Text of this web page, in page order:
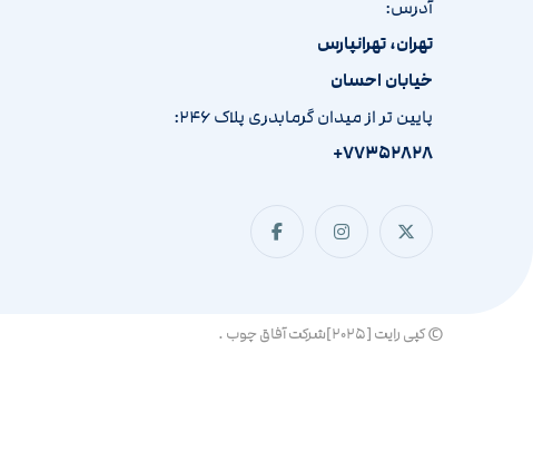
آدرس:
تهران، تهرانپارس
خیابان احسان
پایین تر از میدان گرمابدری پلاک ۲۴۶:
۷۷۳۵۲۸۲۸+
© کپی رایت [۲۰۲۵]شرکت آفاق چوب .